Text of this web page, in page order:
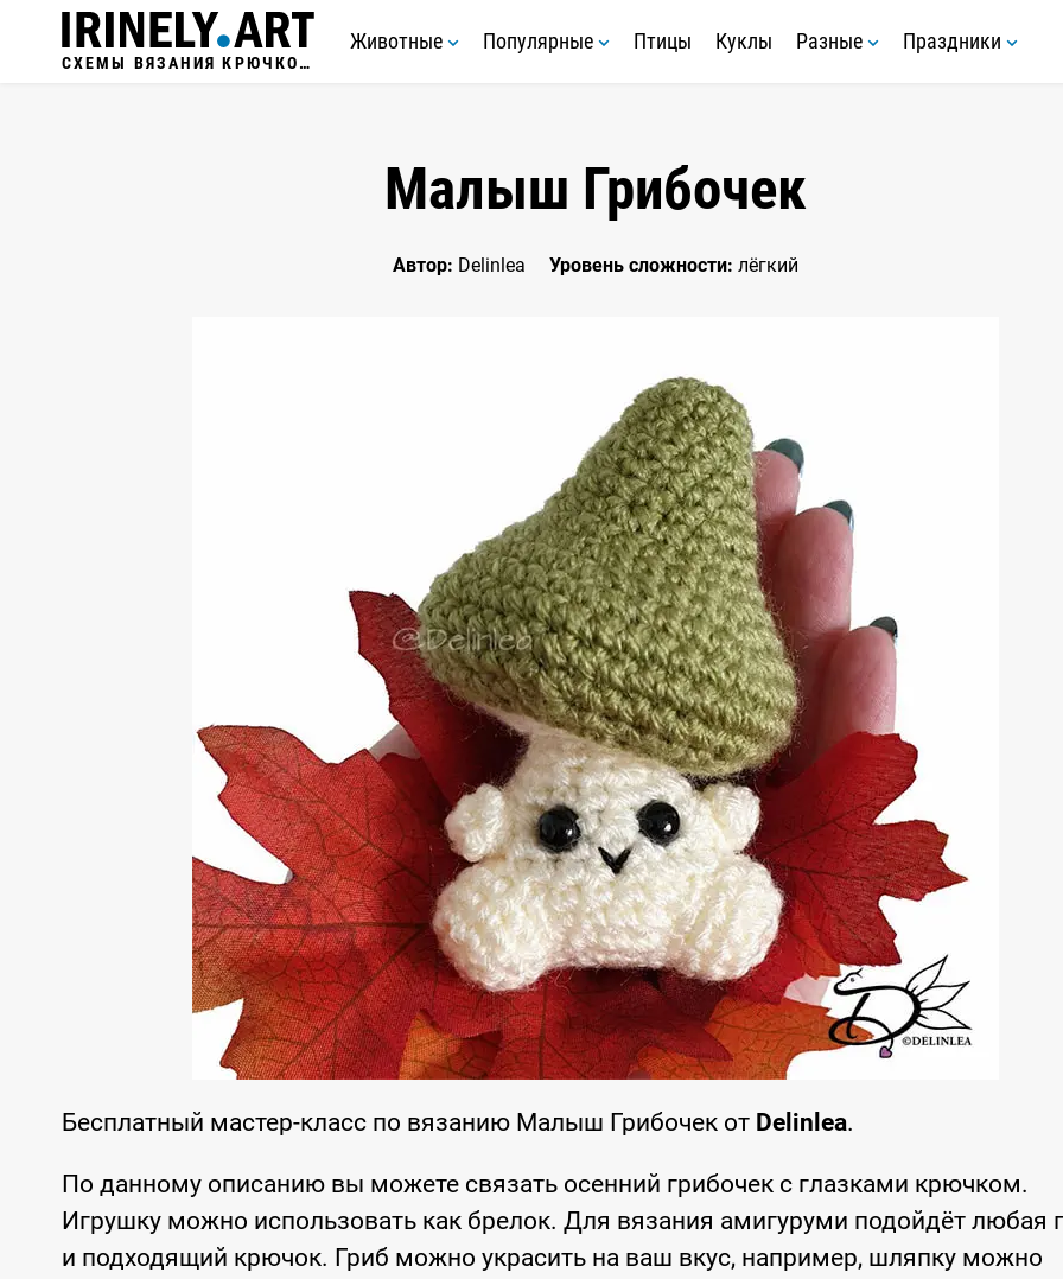
СХЕМЫ ВЯЗАНИЯ КРЮЧКОМ
Животные Популярные Птицы Куклы Разные Праздники
Малыш Грибочек
Автор: Delinlea Уровень сложности: лёгкий
Бесплатный мастер-класс по вязанию Малыш Грибочек от Delinlea.
По данному описанию вы можете связать осенний грибочек с глазками крючком.
Игрушку можно использовать как брелок. Для вязания амигуруми подойдёт любая
и подходящий крючок. Гриб можно украсить на ваш вкус, например, шляпку можно